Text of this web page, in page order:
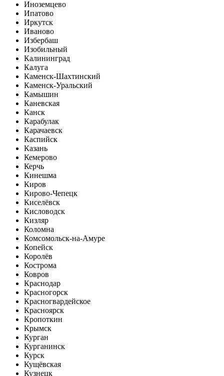
Иноземцево
Ипатово
Иркутск
Иваново
Избербаш
Изобильный
Калининград
Калуга
Каменск-Шахтинский
Каменск-Уральский
Камышин
Каневская
Канск
Карабулак
Карачаевск
Каспийск
Казань
Кемерово
Керчь
Кинешма
Киров
Кирово-Чепецк
Киселёвск
Кисловодск
Кизляр
Коломна
Комсомольск-на-Амуре
Копейск
Королёв
Кострома
Ковров
Краснодар
Красногорск
Красногвардейское
Красноярск
Кропоткин
Крымск
Курган
Курганинск
Курск
Кущёвская
Кузнецк